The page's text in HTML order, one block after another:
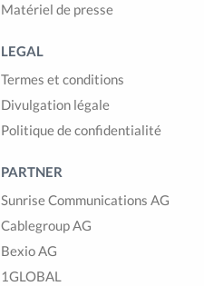
Matériel de presse
LEGAL
Termes et conditions
Divulgation légale
Politique de confidentialité
PARTNER
Sunrise Communications AG
Cablegroup AG
Bexio AG
1GLOBAL